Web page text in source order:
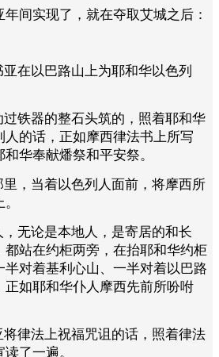
间实现了，就在夺取艾城之后：
亚在以巴路山上为耶和华以色列
过铁器的整石头筑的，照着耶和华
的话，正如摩西律法书上所写
华奉献燔祭和平安祭。
里，当着以色列人面前，将摩西所
，无论是本地人，是寄居的和长
站在约柜两旁，在抬耶和华约柜
半对着基利心山、一半对着以巴路
正如耶和华仆人摩西先前所吩咐
将律法上祝福咒诅的话，照着律法
了一遍。